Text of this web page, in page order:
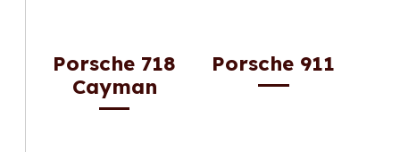
Porsche 718
Cayman
Porsche 911